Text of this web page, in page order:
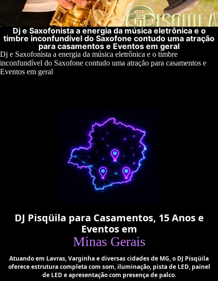
Dj e Saxofonista a energia da música eletrônica e o
timbre inconfundível do Saxofone contudo uma atração
para casamentos e Eventos em geral
Dj e Saxofonista a energia da música eletrônica e o timbre
inconfundível do Saxofone contudo uma atração para casamentos e
Eventos em geral
DJ Pisqüila para Casamentos, 15 Anos e
Eventos em
Minas Gerais
Atuando em Lavras, Varginha e diversas cidades de MG, o DJ Pisqüila
oferece estrutura completa com som, iluminação, pista de LED, painel
de LED e apresentação com presença de palco.